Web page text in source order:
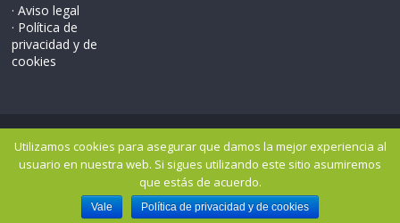
· Aviso legal
· Política de
privacidad y de
cookies
Copyright © 2026Cuaderno Agrario. Todos los derechos
reservados..
Tema: ColorMag porThemeGrill. Potenciado por WordPress.
Utilizamos cookies para asegurar que damos la mejor experiencia al
usuario en nuestra web. Si sigues utilizando este sitio asumiremos
que estás de acuerdo.
Vale Política de privacidad y de cookies